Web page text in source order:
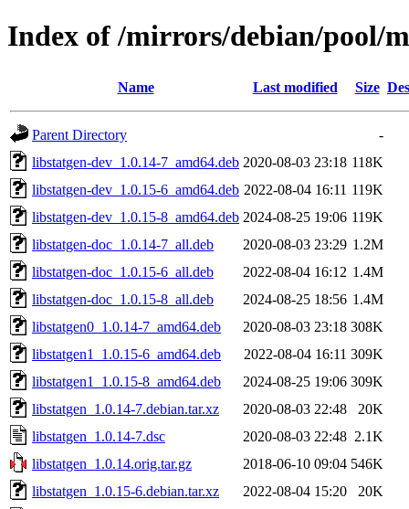
Index of /mirrors/debian/pool/
Name Last modified Size
Parent Directory
-
libstatgen-dev_1.0.14-7_amd64.deb 2020-08-03 23:18 118K
libstatgen-dev_1.0.15-6_amd64.deb 2022-08-04 16:11 119K
libstatgen-dev_1.0.15-8_amd64.deb 2024-08-25 19:06 119K
libstatgen-doc_1.0.14-7_all.deb
2020-08-03 23:29 1.2M
libstatgen-doc_1.0.15-6_all.deb
2022-08-04 16:12 1.4M
libstatgen-doc_1.0.15-8_all.deb
2024-08-25 18:56 1.4M
libstatgen0_1.0.14-7_amd64.deb
2020-08-03 23:18 308K
libstatgen1_1.0.15-6_amd64.deb
2022-08-04 16:11 309K
libstatgen1_1.0.15-8_amd64.deb
2024-08-25 19:06 309K
libstatgen_1.0.14-7.debian.tar.xz
2020-08-03 22:48
20K
libstatgen_1.0.14-7.dsc
2020-08-03 22:48 2.1K
libstatgen_1.0.14.orig.tar.gz
2018-06-10 09:04 546K
libstatgen_1.0.15-6.debian.tar.xz
2022-08-04 15:20
20K